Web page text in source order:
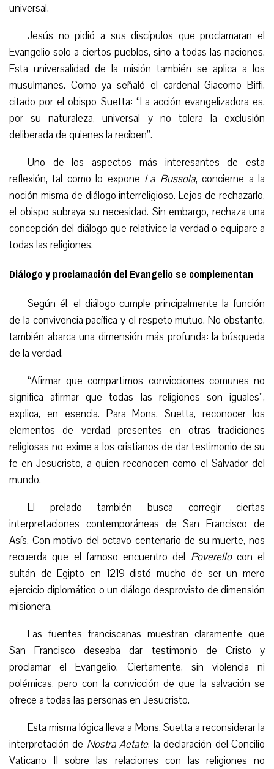
universal.
Jesús no pidió a sus discípulos que proclamaran el
Evangelio solo a ciertos pueblos, sino a todas las naciones.
Esta universalidad de la misión también se aplica a los
musulmanes. Como ya señaló el cardenal Giacomo Biffi,
citado por el obispo Suetta: “La acción evangelizadora es,
por su naturaleza, universal y no tolera la exclusión
deliberada de quienes la reciben”.
Uno de los aspectos más interesantes de esta
reflexión, tal como lo expone La Bussola, concierne a la
noción misma de diálogo interreligioso. Lejos de rechazarlo,
el obispo subraya su necesidad. Sin embargo, rechaza una
concepción del diálogo que relativice la verdad o equipare a
todas las religiones.
Diálogo y proclamación del Evangelio se complementan
Según él, el diálogo cumple principalmente la función
de la convivencia pacífica y el respeto mutuo. No obstante,
también abarca una dimensión más profunda: la búsqueda
de la verdad.
“Afirmar que compartimos convicciones comunes no
significa afirmar que todas las religiones son iguales”,
explica, en esencia. Para Mons. Suetta, reconocer los
elementos de verdad presentes en otras tradiciones
religiosas no exime a los cristianos de dar testimonio de su
fe en Jesucristo, a quien reconocen como el Salvador del
mundo.
El prelado también busca corregir ciertas
interpretaciones contemporáneas de San Francisco de
Asís. Con motivo del octavo centenario de su muerte, nos
recuerda que el famoso encuentro del Poverellocon el
sultán de Egipto en 1219 distó mucho de ser un mero
ejercicio diplomático o un diálogo desprovisto de dimensión
misionera.
Las fuentes franciscanas muestran claramente que
San Francisco deseaba dar testimonio de Cristo y
proclamar el Evangelio. Ciertamente, sin violencia ni
polémicas, pero con la convicción de que la salvación se
ofrece a todas las personas en Jesucristo.
Esta misma lógica lleva a Mons. Suetta a reconsiderar la
interpretación de Nostra Aetate, la declaración del Concilio
Vaticano II sobre las relaciones con las religiones no